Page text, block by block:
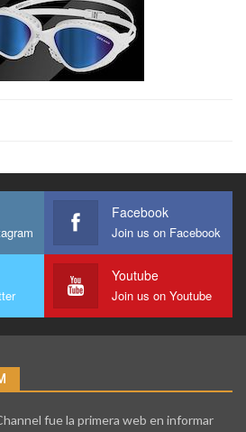
Facebook
Join us on Facebook
Youtube
Join us on Youtube
fue la primera web en informar